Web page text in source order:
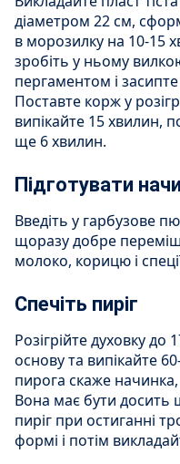
діаметром 22 см,
в морозилку на 10-15
зробіть у ньому
пергаментом і
Поставте корж у
випікайте 15 хвилин,
ще 6 хвилин.
Підготувати
Введіть у гарбузове
щоразу добре
молоко, корицю і
Спечіть пиріг
Розігрійте духовку до
основу та випікайте
пирога скаже
Вона має бути досить
пиріг при остиганні
формі і потім